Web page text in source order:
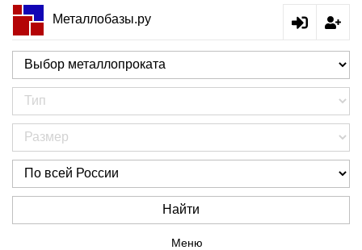
Металлобазы.ру
Найти
Меню